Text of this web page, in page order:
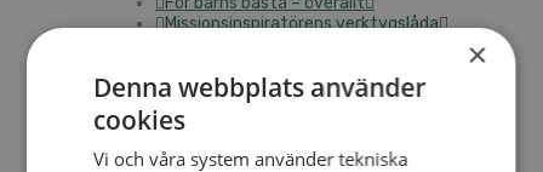
Missionsinspiratörens verktygslåda
Materialbank
Redovisning och lönehantering
Kyrkoavgiften
×
Denna webbplats använder
cookies
Vi och våra system använder tekniska